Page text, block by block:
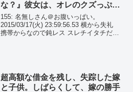
な？』彼女は、オレのクズっぷり
に絶望し、ブチ切れた…
155: 名無しさん＠お腹いっぱい。
2015/03/17(火) 23:59:56.53 横から失礼
携帯からなので鈍レス スレチイタチだっ
超高額な借金を残し、失踪した嫁
と子供。しばらくして、嫁の勝手